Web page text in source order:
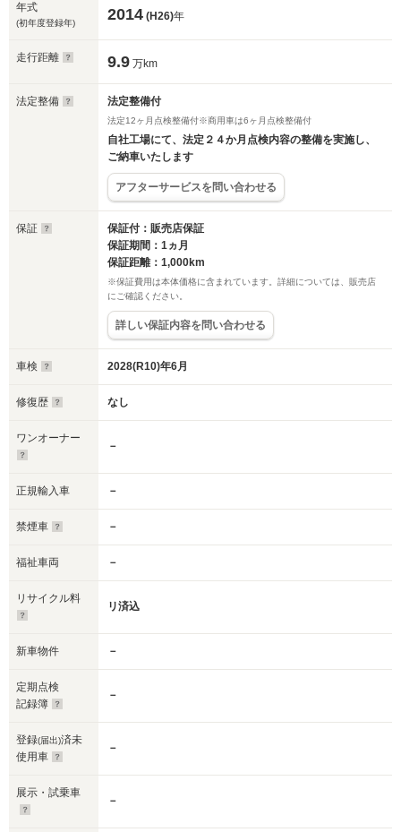
年式
(初年度登録年) 2014 (H26)年
走行距離 9.9 万km
法定整備 法定整備付
法定12ヶ月点検整備付※商用車は6ヶ月点検整備付
自社工場にて、法定２４か月点検内容の整備を実施し、
ご納車いたします
アフターサービスを問い合わせる
保証
保証付：販売店保証
保証期間：1ヵ月
保証距離：1,000km
※保証費用は本体価格に含まれています。詳細については、販売店
にご確認ください。
詳しい保証内容を問い合わせる
車検 2028(R10)年6月
修復歴 なし
ワンオーナー
－
正規輸入車 －
禁煙車 －
福祉車両 －
リサイクル料
リ済込
新車物件 －
定期点検
記録簿
－
登録(届出)済未
使用車
－
展示・試乗車
－